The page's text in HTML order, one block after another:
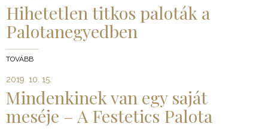
Hihetetlen titkos paloták a
Palotanegyedben
TOVÁBB
2019. 10. 15.
Mindenkinek van egy saját
meséje – A Festetics Palota